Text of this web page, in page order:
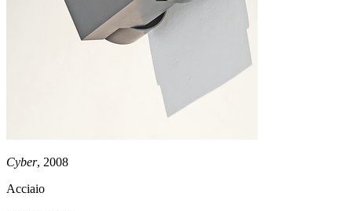
Cyber, 2008
Acciaio